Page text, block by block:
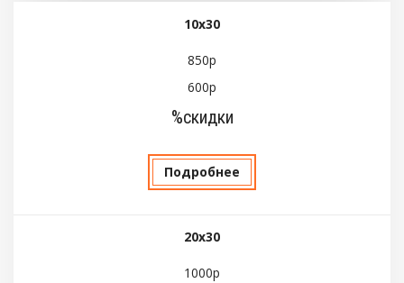
10х30
850р
600р
%скидки
Подробнее
20х30
1000р